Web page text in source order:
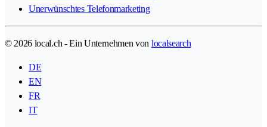
Unerwünschtes Telefonmarketing
© 2026 local.ch - Ein Unternehmen von localsearch
DE
EN
FR
IT